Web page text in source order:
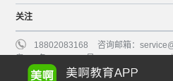
关注
18802083168 咨询邮箱：
服务条款
知识产权